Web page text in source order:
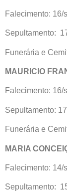
Falecimento: 16/
Sepultamento:
Funerária e
MAURICIO
Falecimento: 16/
Sepultamento:
Funerária e
MARIA
Falecimento: 14/
Sepultamento: